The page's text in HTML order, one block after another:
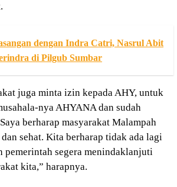
dengan Indra Catri, Nasrul Abit
di Pilgub Sumbar
juga minta izin kepada AHY, untuk
nya AHYANA dan sudah
berharap masyarakat Malampah
sehat. Kita berharap tidak ada lagi
pemerintah segera menindaklanjuti
kita,” harapnya.